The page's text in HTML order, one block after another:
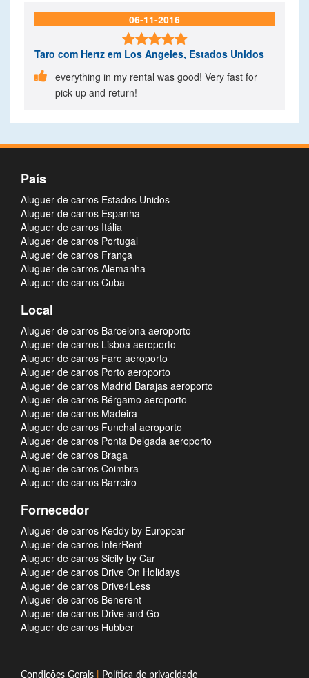
06-11-2016

Taro com Hertz em Los Angeles, Estados Unidos
 everything in my rental was good! Very fast for
pick up and return!
País
Aluguer de carros Estados Unidos
Aluguer de carros Espanha
Aluguer de carros Itália
Aluguer de carros Portugal
Aluguer de carros França
Aluguer de carros Alemanha
Aluguer de carros Cuba
Local
Aluguer de carros Barcelona aeroporto
Aluguer de carros Lisboa aeroporto
Aluguer de carros Faro aeroporto
Aluguer de carros Porto aeroporto
Aluguer de carros Madrid Barajas aeroporto
Aluguer de carros Bérgamo aeroporto
Aluguer de carros Madeira
Aluguer de carros Funchal aeroporto
Aluguer de carros Ponta Delgada aeroporto
Aluguer de carros Braga
Aluguer de carros Coimbra
Aluguer de carros Barreiro
Fornecedor
Aluguer de carros Keddy by Europcar
Aluguer de carros InterRent
Aluguer de carros Sicily by Car
Aluguer de carros Drive On Holidays
Aluguer de carros Drive4Less
Aluguer de carros Benerent
Aluguer de carros Drive and Go
Aluguer de carros Hubber
Condições Gerais Política de privacidade